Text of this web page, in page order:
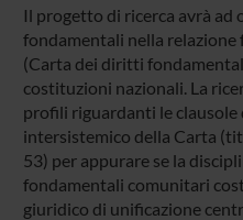
Il progetto di ricerca avrà
fondamentali nella
(Carta dei diritti
costituzioni nazionali. La
profili riguardanti le
intersistemico della Carta
53) per appurare se la
fondamentali comunitari
giuridico di unificazione